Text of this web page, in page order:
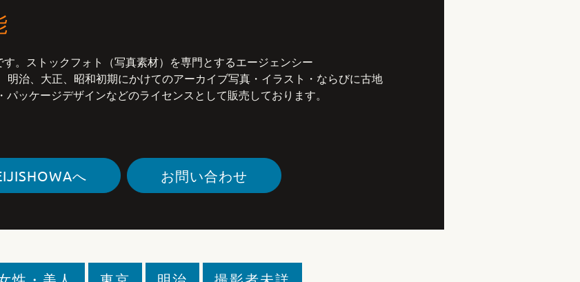
。ストックフォト（写真素材）を専門とするエージェンシー
明治、大正、昭和初期にかけてのアーカイブ写真・イラスト・ならびに古地
ッケージデザインなどのライセンスとして販売しております。
へ お問い合わせ